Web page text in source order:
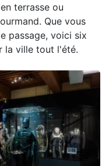
terrasse ou
Que vous
passage, voici six
la ville tout l'été.